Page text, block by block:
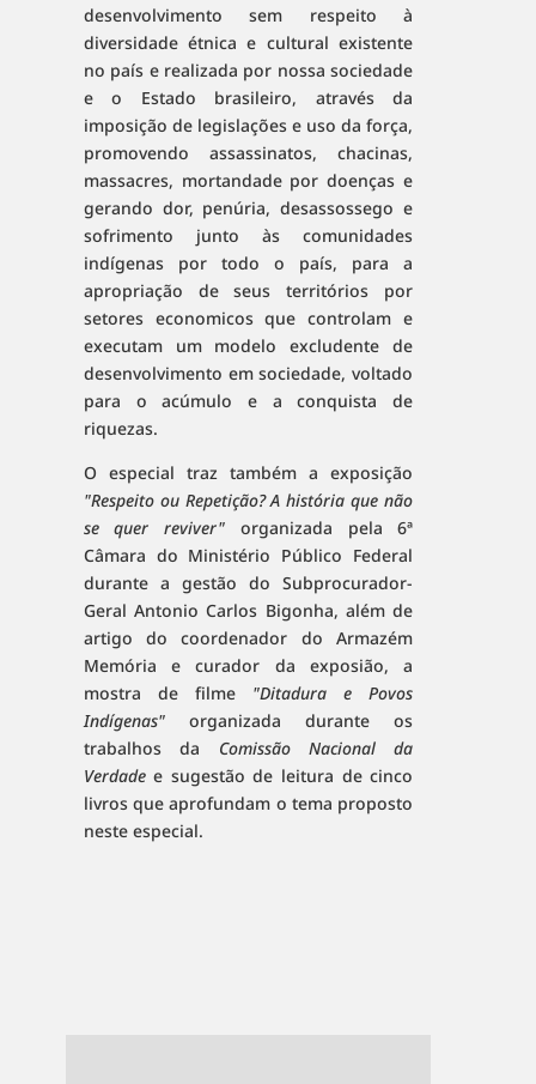
desenvolvimento sem respeito à
diversidade étnica e cultural existente
no país e realizada por nossa sociedade
e o Estado brasileiro, através da
imposição de legislações e uso da força,
promovendo assassinatos, chacinas,
massacres, mortandade por doenças e
gerando dor, penúria, desassossego e
sofrimento junto às comunidades
indígenas por todo o país, para a
apropriação de seus territórios por
setores economicos que controlam e
executam um modelo excludente de
desenvolvimento em sociedade, voltado
para o acúmulo e a conquista de
riquezas.
O especial traz também a exposição
"Respeito ou Repetição? A história que não
se quer reviver" organizada pela 6ª
Câmara do Ministério Público Federal
durante a gestão do Subprocurador-
Geral Antonio Carlos Bigonha, além de
artigo do coordenador do Armazém
Memória e curador da exposião, a
mostra de filme "Ditadura e Povos
Indígenas"organizada durante os
trabalhos da Comissão Nacional da
Verdadee sugestão de leitura de cinco
livros que aprofundam o tema proposto
neste especial.